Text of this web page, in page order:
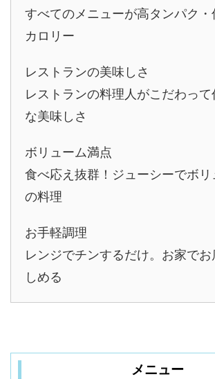
すべてのメニューが高タンパク
カロリー
レストランの美味しさ
レストランの料理人がこだわっ
な美味しさ
ボリューム満点
食べ応え抜群！ジューシーでボリ
の料理
お手軽調理
レンジでチンするだけ。お家で
しめる
メニュー